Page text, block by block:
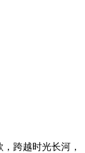
跨越时光长河，